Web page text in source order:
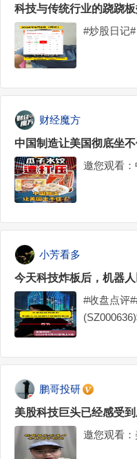
科技与传统行业的跷跷
#炒股日记#
财经魔方
中国制造让美国彻底坐
邀您观看
小芳看多
今天科技炸板后，机器
#收盘点评
鹏哥投研
美股科技巨头已经感受
邀您观看